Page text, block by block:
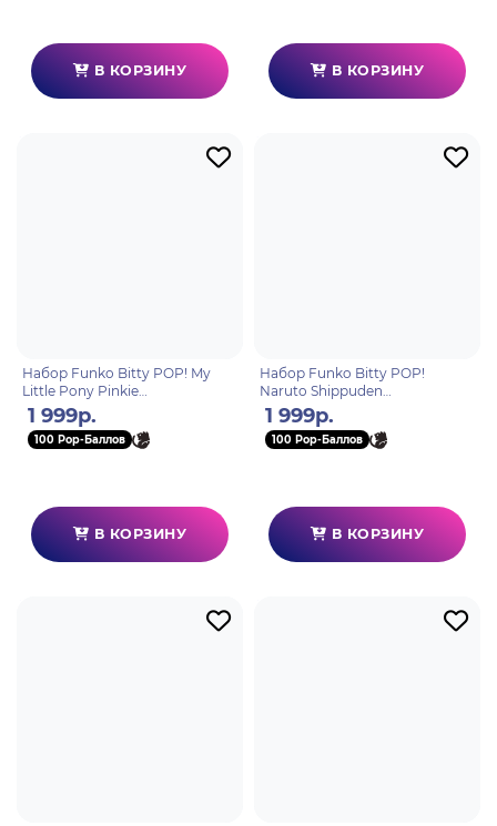
В КОРЗИНУ В КОРЗИНУ
Набор Funko Bitty POP! My
Little Pony Pinkie
Pie+Rarity+Trixie+Derpy
w/Chase 4шт 89581
1 999р.
100 Pop-Баллов
В КОРЗИНУ
Набор Funko Bitty POP!
Naruto Shippuden
Minato+Orochimaru+Tsunade+J
iraiya w/Chase 4шт 89864
1 999р.
100 Pop-Баллов
В КОРЗИНУ